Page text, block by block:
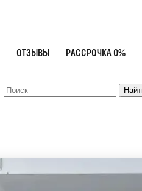
ОТЗЫВЫ РАССРОЧКА 0%